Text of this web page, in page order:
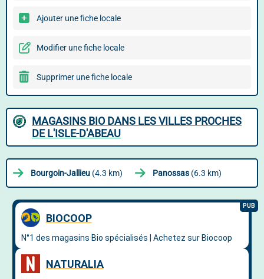
Ajouter une fiche locale
Modifier une fiche locale
Supprimer une fiche locale
MAGASINS BIO DANS LES VILLES PROCHES
DE L'ISLE-D'ABEAU
Bourgoin-Jallieu (4.3 km) Panossas (6.3 km)